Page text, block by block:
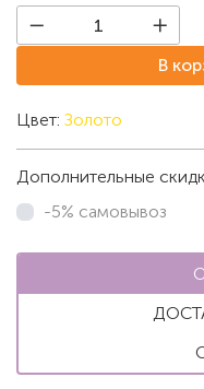
В
Цвет: Золото
Дополнительные
-5% самовывоз